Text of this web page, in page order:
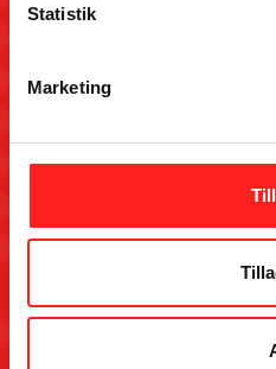
Statistik
Marketing
OpEn-puljen forvaltes af CISU
Udenrigsministeriet i
Genveje